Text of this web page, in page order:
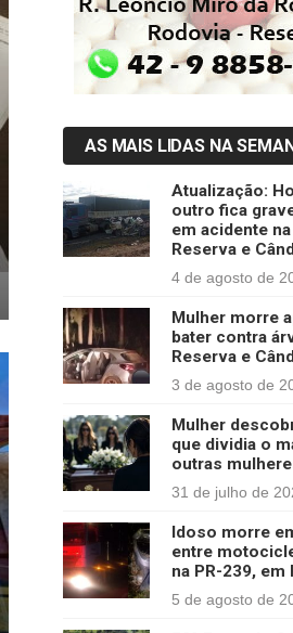
AS MAIS LIDAS NA
Atualização:
outro fica
em acidente
Reserva e
4 de agosto de
Mulher morre
bater contra
Reserva e
3 de agosto de
Mulher
que dividia o
outras
31 de julho de
Idoso morre
entre
na PR-239, em
5 de agosto de